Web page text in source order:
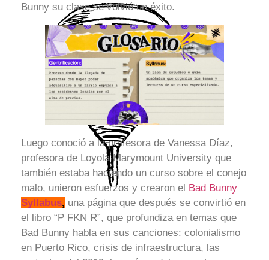
Bunny su clase se volvió un éxito.
Luego conoció a la profesora de Vanessa Díaz,
profesora de Loyola Marymount University que
también estaba haciendo un curso sobre el conejo
malo, unieron esfuerzos y crearon el Bad Bunny
Syllabus, una página que después se convirtió en
el libro “P FKN R”, que profundiza en temas que
Bad Bunny habla en sus canciones: colonialismo
en Puerto Rico, crisis de infraestructura, las